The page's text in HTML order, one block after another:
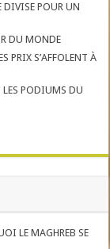
DIVISE POUR UN
DU MONDE
PRIX S’AFFOLENT À
LES PODIUMS DU
LE MAGHREB SE